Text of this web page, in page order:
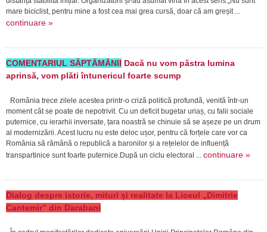
mare biciclist, pentru mine a fost cea mai grea cursă, doar că am greșit ...
continuare »
COMENTARIUL SĂPTĂMÂNII Dacă nu vom păstra lumina
aprinsă, vom plăti întunericul foarte scump
România trece zilele acestea printr-o criză politică profundă, venită într-un
moment cât se poate de nepotrivit. Cu un deficit bugetar uriaș, cu falii sociale
puternice, cu ierarhii inversate, țara noastră se chinuie să se așeze pe un drum
al modernizării. Acest lucru nu este deloc ușor, pentru că forțele care vor ca
România să rămână o republică a baronilor și a rețelelor de influență
transpartinice sunt foarte puternice.După un ciclu electoral ... continuare »
Dialog despre istorie, mituri și realitate la Liceul „Dimitrie
Cantemir” din Darabani